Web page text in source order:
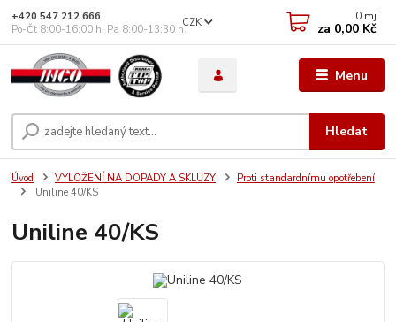
Menu
CZK
Hledat
+420 547 212 666
Po-Čt 8:00-16:00 h. Pa 8:00-13:30 h.
0 mj
za 0,00 Kč
Úvod VYLOŽENÍ NA DOPADY A SKLUZY
Proti standardnímu opotřebení
Uniline 40/KS
Uniline 40/KS